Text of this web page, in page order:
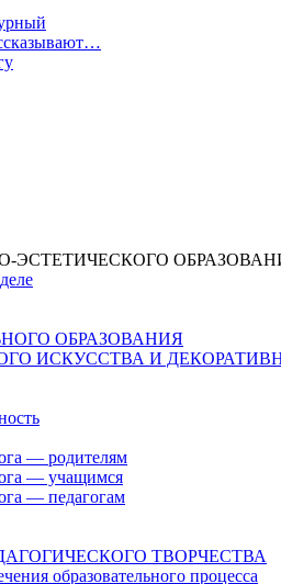
ЭСТЕТИЧЕСКОГО
ОБРАЗОВАНИЯ
ИСКУССТВА И
— родителям
— учащимся
— педагогам
ТВОРЧЕСТВА
образовательного процесса